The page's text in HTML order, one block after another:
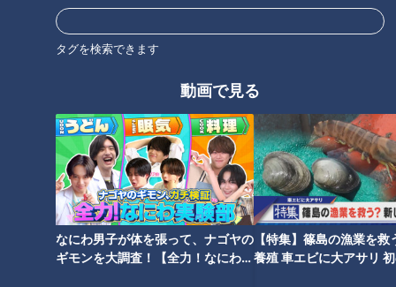
タグを検索できます
動画で見る
なにわ男子が体を張って、ナゴヤの
ギモンを大調査！【全力！なにわ実
【特集】篠島の漁業を救
養殖 車エビに大アサリ
CBCテレビ『健康カプセル！ゲンキの時間』